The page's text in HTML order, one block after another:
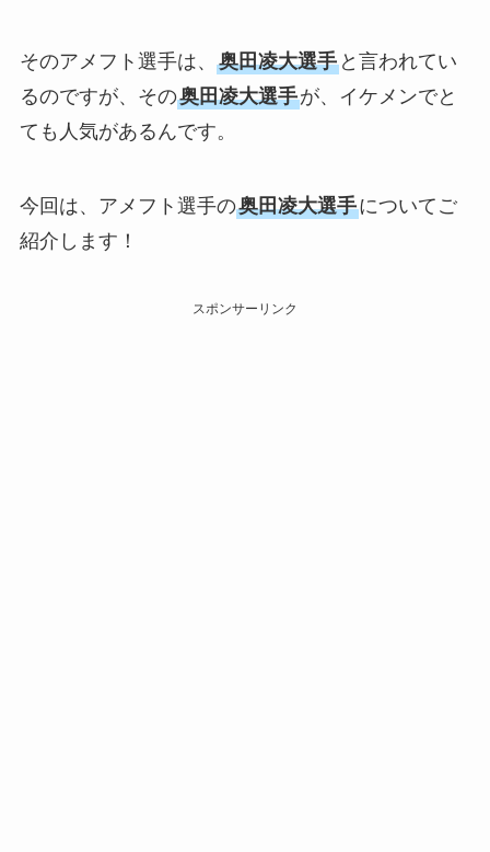
そのアメフト選手は、 奥田凌大選手と言われてい
るのですが、その奥田凌大選手が、イケメンでと
ても人気があるんです。
今回は、アメフト選手の奥田凌大選手についてご
紹介します！
スポンサーリンク